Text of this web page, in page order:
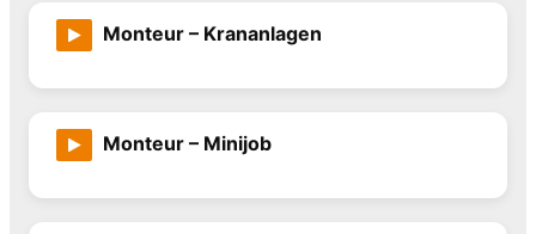
Monteur – Krananlagen
Monteur – Minijob